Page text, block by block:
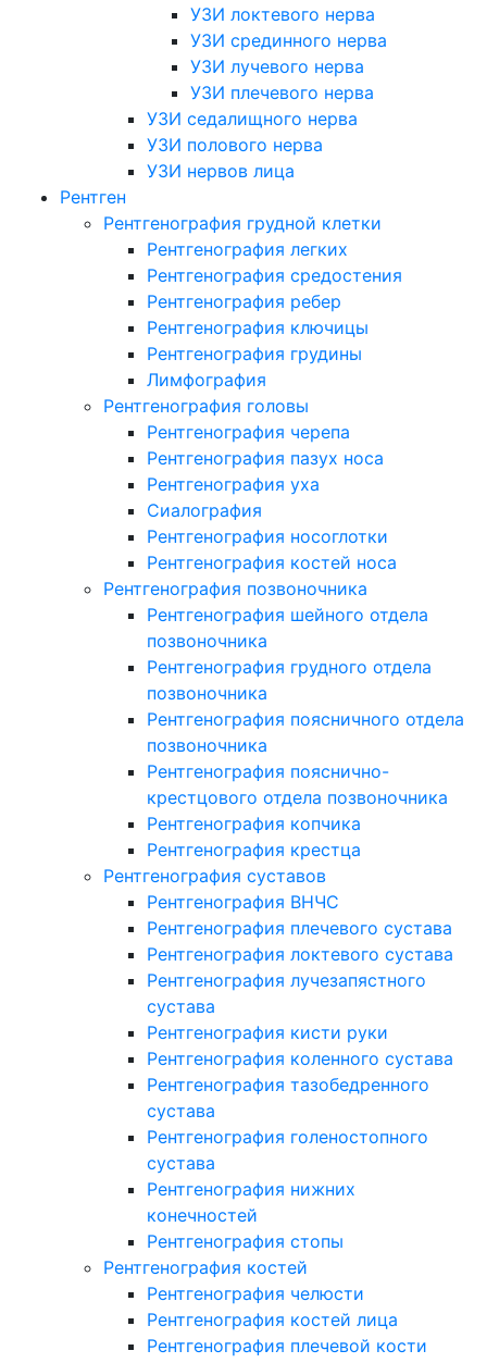
УЗИ локтевого нерва
УЗИ срединного нерва
УЗИ лучевого нерва
УЗИ плечевого нерва
УЗИ седалищного нерва
УЗИ полового нерва
УЗИ нервов лица
Рентген
Рентгенография грудной клетки
Рентгенография легких
Рентгенография средостения
Рентгенография ребер
Рентгенография ключицы
Рентгенография грудины
Лимфография
Рентгенография головы
Рентгенография черепа
Рентгенография пазух носа
Рентгенография уха
Сиалография
Рентгенография носоглотки
Рентгенография костей носа
Рентгенография позвоночника
Рентгенография шейного отдела
позвоночника
Рентгенография грудного отдела
позвоночника
Рентгенография поясничного отдела
позвоночника
Рентгенография пояснично-
крестцового отдела позвоночника
Рентгенография копчика
Рентгенография крестца
Рентгенография суставов
Рентгенография ВНЧС
Рентгенография плечевого сустава
Рентгенография локтевого сустава
Рентгенография лучезапястного
сустава
Рентгенография кисти руки
Рентгенография коленного сустава
Рентгенография тазобедренного
сустава
Рентгенография голеностопного
сустава
Рентгенография нижних
конечностей
Рентгенография стопы
Рентгенография костей
Рентгенография челюсти
Рентгенография костей лица
Рентгенография плечевой кости